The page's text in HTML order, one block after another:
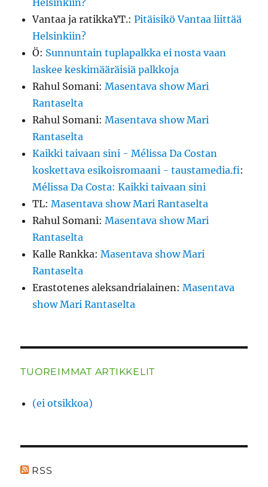
Helsinkiin?
Vantaa ja ratikkaYT.:Pitäisikö Vantaa liittää
Helsinkiin?
Ö: Sunnuntain tuplapalkka ei nosta vaan
laskee keskimääräisiä palkkoja
Rahul Somani:Masentava show Mari
Rantaselta
Rahul Somani:Masentava show Mari
Rantaselta
Kaikki taivaan sini - Mélissa Da Costan
koskettava esikoisromaani - taustamedia.fi:
Mélissa Da Costa: Kaikki taivaan sini
TL:Masentava show Mari Rantaselta
Rahul Somani:Masentava show Mari
Rantaselta
Kalle Rankka:Masentava show Mari
Rantaselta
Erastotenes aleksandrialainen:Masentava
show Mari Rantaselta
TUOREIMMAT ARTIKKELIT
(ei otsikkoa)
RSS